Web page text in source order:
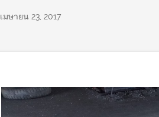
เมษายน 23, 2017